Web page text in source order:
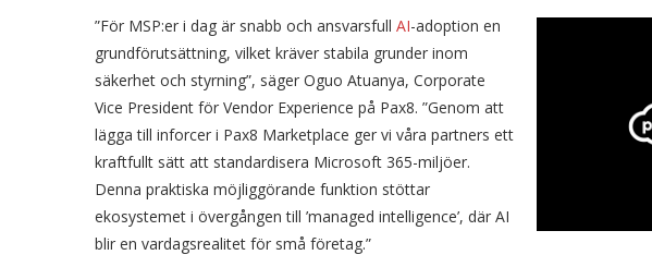
”För MSP:er i dag är snabb och ansvarsfull AI-adoption en
grundförutsättning, vilket kräver stabila grunder inom
säkerhet och styrning”, säger Oguo Atuanya, Corporate
Vice President för Vendor Experience på Pax8. ”Genom att
lägga till inforcer i Pax8 Marketplace ger vi våra partners ett
kraftfullt sätt att standardisera Microsoft 365-miljöer.
Denna praktiska möjliggörande funktion stöttar
ekosystemet i övergången till ’managed intelligence’, där AI
blir en vardagsrealitet för små företag.”